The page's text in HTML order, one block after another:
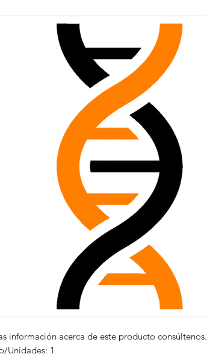
información acerca de este producto consúltenos.
Unidades: 1